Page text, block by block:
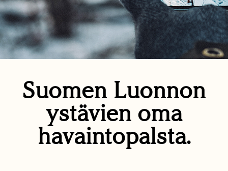
Suomen Luonnon
ystävien oma
havaintopalsta.